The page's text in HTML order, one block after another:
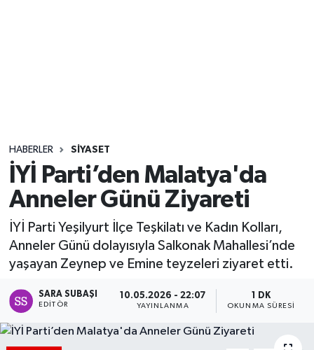
HABERLER SIYASET
İYİ Parti’den Malatya'da
Anneler Günü Ziyareti
İYİ Parti Yeşilyurt İlçe Teşkilatı ve Kadın Kolları,
Anneler Günü dolayısıyla Salkonak Mahallesi’nde
yaşayan Zeynep ve Emine teyzeleri ziyaret etti.
SARA SUBAŞI
EDITÖR
10.05.2026 - 22:07
YAYINLANMA
1 DK
OKUNMA SÜRESI
Yaşam